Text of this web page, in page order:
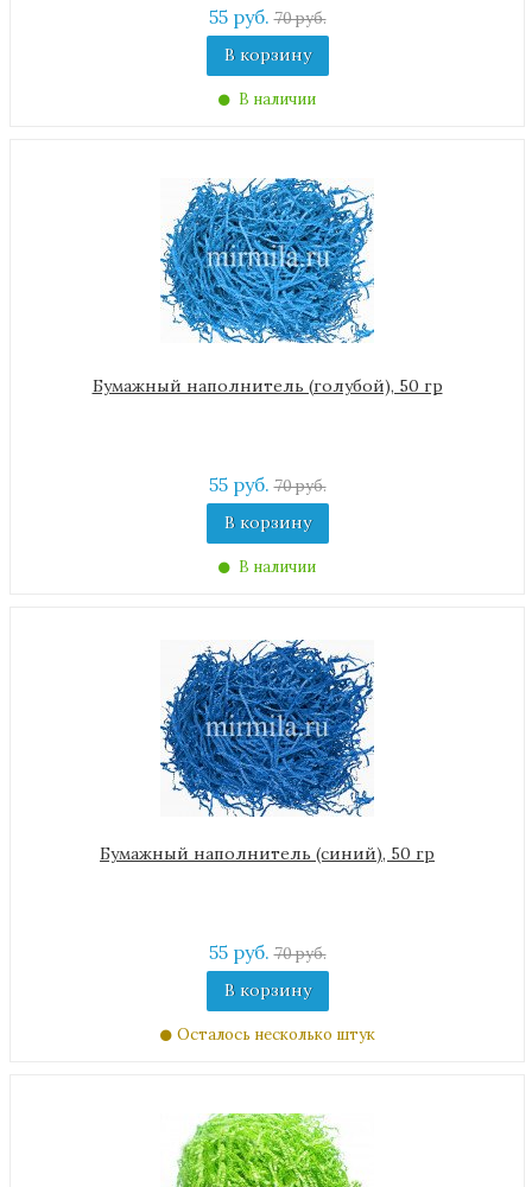
55 руб.70 руб.
В корзину
В наличии
Бумажный наполнитель (голубой), 50 гр
55 руб.70 руб.
В корзину
В наличии
Бумажный наполнитель (синий), 50 гр
55 руб.70 руб.
В корзину
Осталось несколько штук